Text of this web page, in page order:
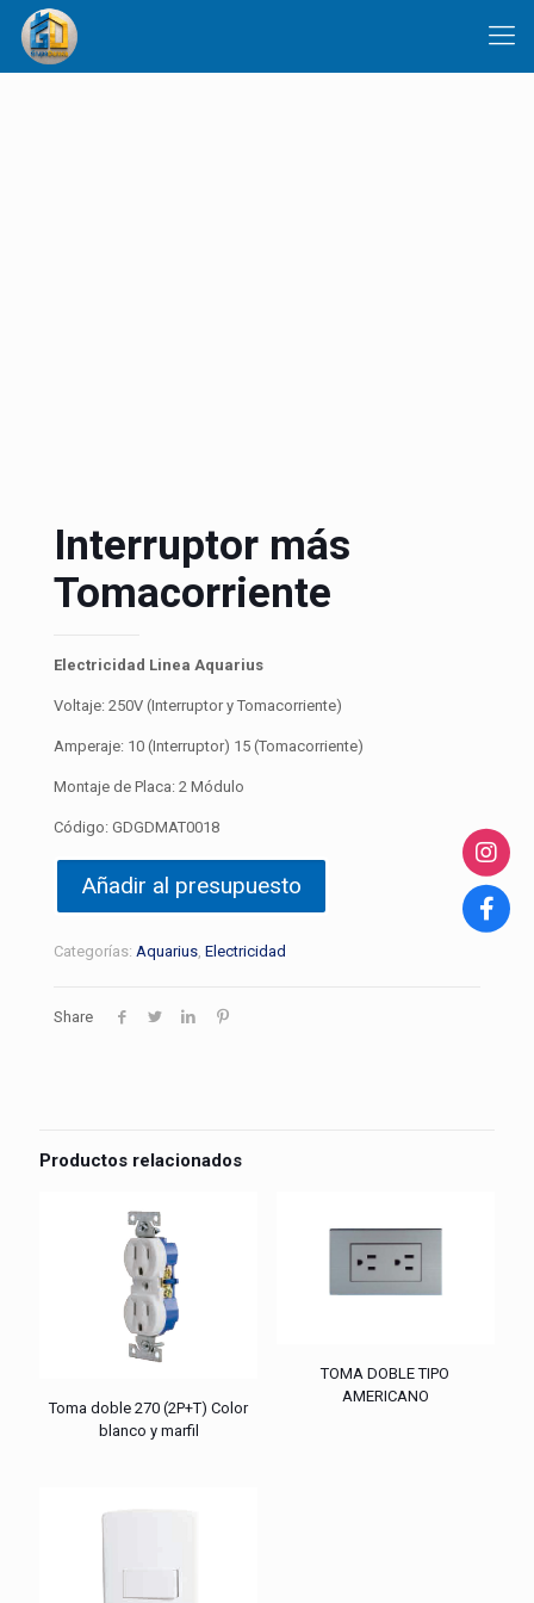
Interruptor más
Tomacorriente
Electricidad Linea Aquarius
Voltaje: 250V (Interruptor y Tomacorriente)
Amperaje: 10 (Interruptor) 15 (Tomacorriente)
Montaje de Placa: 2 Módulo
Código: GDGDMAT0018
Añadir al presupuesto
Categorías: Aquarius Electricidad
Share
Productos relacionados
Toma doble 270 (2P+T) Color
blanco y marfil
TOMA DOBLE TIPO
AMERICANO